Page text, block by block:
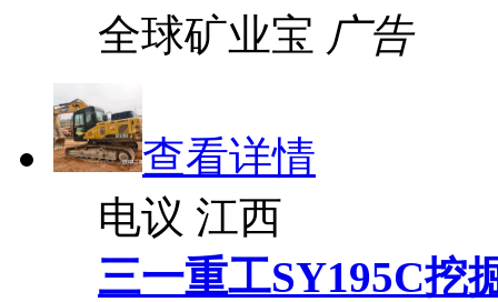
全球矿业宝 广告
查看详情
电议 江西
三一重工SY195C挖